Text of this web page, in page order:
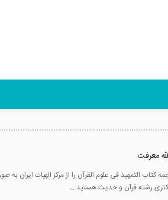
معرفت
التمهید فی علوم القرآن را از مرکز الهیات ایران به
رشته قرآن و حدیث هستید ...